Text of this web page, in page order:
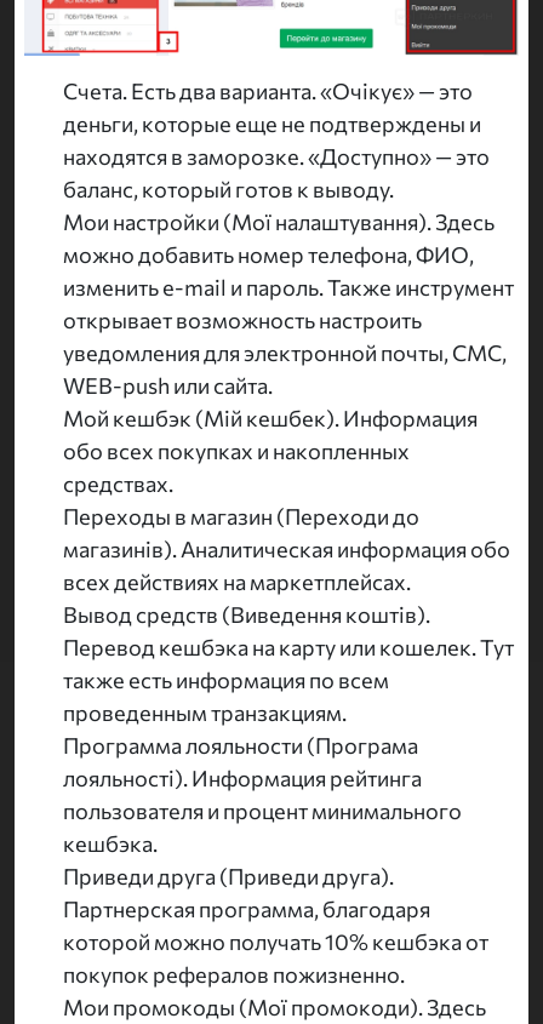
Счета. Есть два варианта. «Очікує» — это
деньги, которые еще не подтверждены и
находятся в заморозке. «Доступно» — это
баланс, который готов к выводу.
Мои настройки (Мої налаштування). Здесь
можно добавить номер телефона, ФИО,
изменить e-mail и пароль. Также инструмент
открывает возможность настроить
уведомления для электронной почты, СМС,
WEB-push или сайта.
Мой кешбэк (Мій кешбек). Информация
обо всех покупках и накопленных
средствах.
Переходы в магазин (Переходи до
магазинів). Аналитическая информация обо
всех действиях на маркетплейсах.
Вывод средств (Виведення коштів).
Перевод кешбэка на карту или кошелек. Тут
также есть информация по всем
проведенным транзакциям.
Программа лояльности (Програма
лояльності). Информация рейтинга
пользователя и процент минимального
кешбэка.
Приведи друга (Приведи друга).
Партнерская программа, благодаря
которой можно получать 10% кешбэка от
покупок рефералов пожизненно.
Мои промокоды (Мої промокоди). Здесь